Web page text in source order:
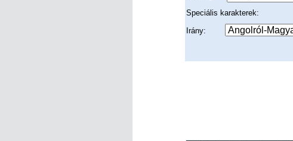
Speciális karakterek:
Irány: